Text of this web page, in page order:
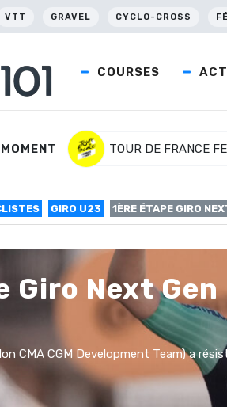
VTT GRAVEL CYCLO-CROSS
COURSES
TOUR DE FRANCE
GIRO U23 1ÈRE ÉTAPE GIRO
Giro Next
CMA CGM Development Team) a